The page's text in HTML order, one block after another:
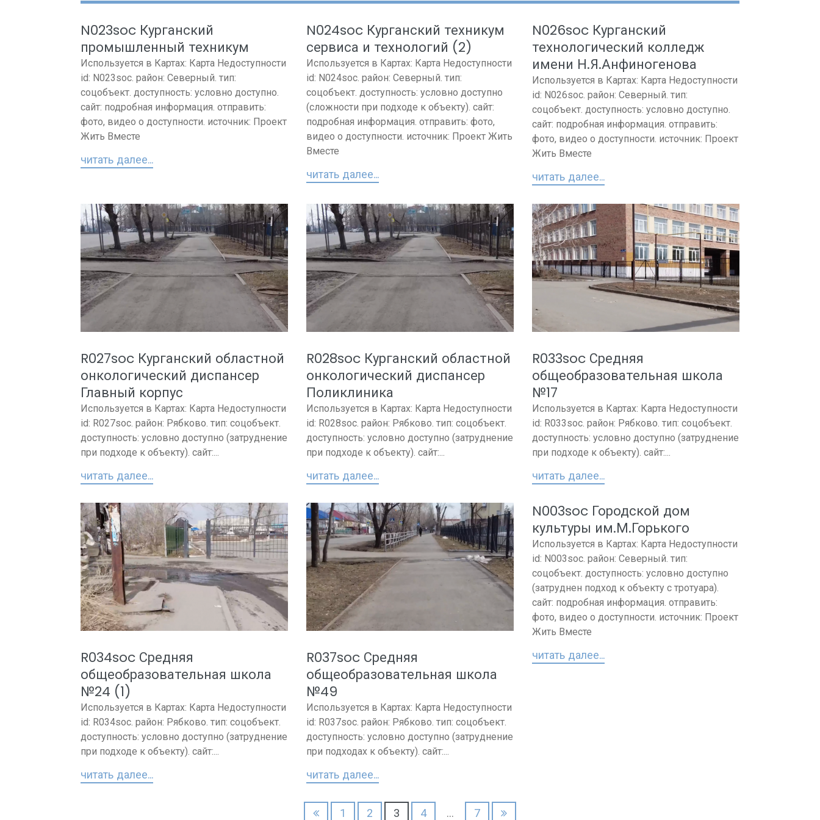
N023soc Курганский
промышленный техникум
Используется в Картах: Карта Недоступности
id: N023soc. район: Северный. тип:
соцобъект. доступность: условно доступно.
сайт: подробная информация. отправить:
фото, видео о доступности. источник: Проект
Жить Вместе
читать далее...
N024soc Курганский техникум
сервиса и технологий (2)
Используется в Картах: Карта Недоступности
id: N024soc. район: Северный. тип:
соцобъект. доступность: условно доступно
(сложности при подходе к объекту). сайт:
подробная информация. отправить: фото,
видео о доступности. источник: Проект Жить
Вместе
читать далее...
N026soc Курганский
технологический колледж
имени Н.Я.Анфиногенова
Используется в Картах: Карта Недоступности
id: N026soc. район: Северный. тип:
соцобъект. доступность: условно доступно.
сайт: подробная информация. отправить:
фото, видео о доступности. источник: Проект
Жить Вместе
читать далее...
R027soc Курганский областной
онкологический диспансер
Главный корпус
Используется в Картах: Карта Недоступности
id: R027soc. район: Рябково. тип: соцобъект.
доступность: условно доступно (затруднение
при подходе к объекту). сайт:...
читать далее...
R028soc Курганский областной
онкологический диспансер
Поликлиника
Используется в Картах: Карта Недоступности
id: R028soc. район: Рябково. тип: соцобъект.
доступность: условно доступно (затруднение
при подходе к объекту). сайт:...
читать далее...
R033soc Средняя
общеобразовательная школа
№17
Используется в Картах: Карта Недоступности
id: R033soc. район: Рябково. тип: соцобъект.
доступность: условно доступно (затруднение
при подходе к объекту). сайт:...
читать далее...
R034soc Средняя
общеобразовательная школа
№24 (1)
Используется в Картах: Карта Недоступности
id: R034soc. район: Рябково. тип: соцобъект.
доступность: условно доступно (затруднение
при подходе к объекту). сайт:...
читать далее...
R037soc Средняя
общеобразовательная школа
№49
Используется в Картах: Карта Недоступности
id: R037soc. район: Рябково. тип: соцобъект.
доступность: условно доступно (затруднение
при подходах к объекту). сайт:...
читать далее...
N003soc Городской дом
культуры им.М.Горького
Используется в Картах: Карта Недоступности
id: N003soc. район: Северный. тип:
соцобъект. доступность: условно доступно
(затруднен подход к объекту с тротуара).
сайт: подробная информация. отправить:
фото, видео о доступности. источник: Проект
Жить Вместе
читать далее...
1 2 3 4 … 7